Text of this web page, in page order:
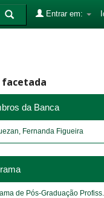
Entrar em:
facetada
da Banca
Fernanda Figueira
de Pós-Graduação Profiss...